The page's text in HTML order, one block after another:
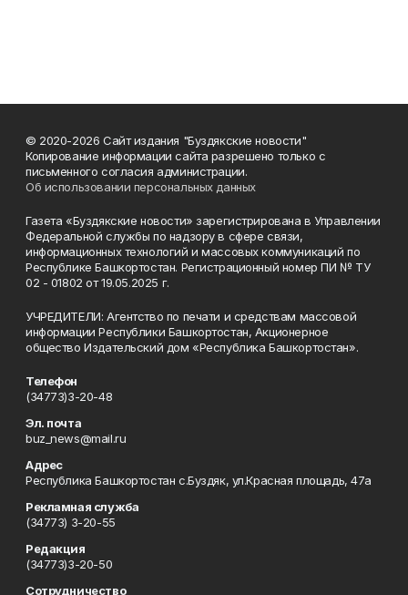
© 2020-2026 Сайт издания "Буздякские новости"
Копирование информации сайта разрешено только с
письменного согласия администрации.
Об использовании персональных данных
Газета «Буздякские новости» зарегистрирована в Управлении
Федеральной службы по надзору в сфере связи,
информационных технологий и массовых коммуникаций по
Республике Башкортостан. Регистрационный номер ПИ № ТУ
02 - 01802 от 19.05.2025 г.
УЧРЕДИТЕЛИ: Агентство по печати и средствам массовой
информации Республики Башкортостан, Акционерное
общество Издательский дом «Республика Башкортостан».
Телефон
(34773)3-20-48
Эл. почта
buz_news@mail.ru
Адрес
Республика Башкортостан с.Буздяк, ул.Красная площадь, 47а
Рекламная служба
(34773) 3-20-55
Редакция
(34773)3-20-50
Сотрудничество